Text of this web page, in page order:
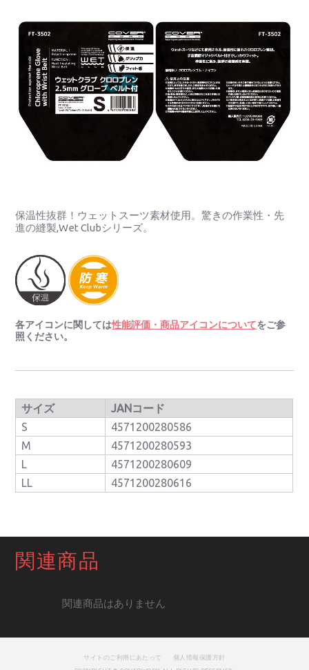
保温性抜群！ウェットスーツ素材使用。驚きの作業性・先
進の縫製,Wet Clubシリーズ。
各アイコンに関しては性能評価・商品アイコンについてをご参
照ください。
サイズ
JANコード
S
4571200280586
M
4571200280593
L
4571200280609
LL
4571200280616
関連商品
関連商品はありません
サイトのご利用にあたって
個人情報保護方針